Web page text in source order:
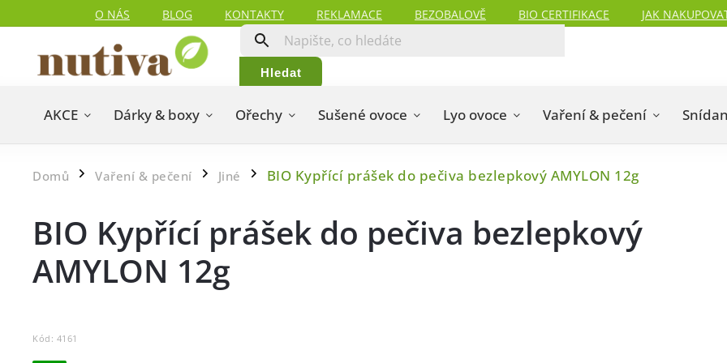
O NÁS BLOG KONTAKTY REKLAMACE BEZOBALOVĚ BIO CERTIFIKACE JAK
Hledat
AKCE Dárky & boxy Ořechy Sušené ovoce Lyo ovoce Vaření & pečení
Domů / Vaření & pečení / Jiné / BIO Kypřící prášek do pečiva bezlepkový AMYLON 12g
BIO Kypřící prášek do pečiva bezlepkový
AMYLON 12g
Kód: 4161